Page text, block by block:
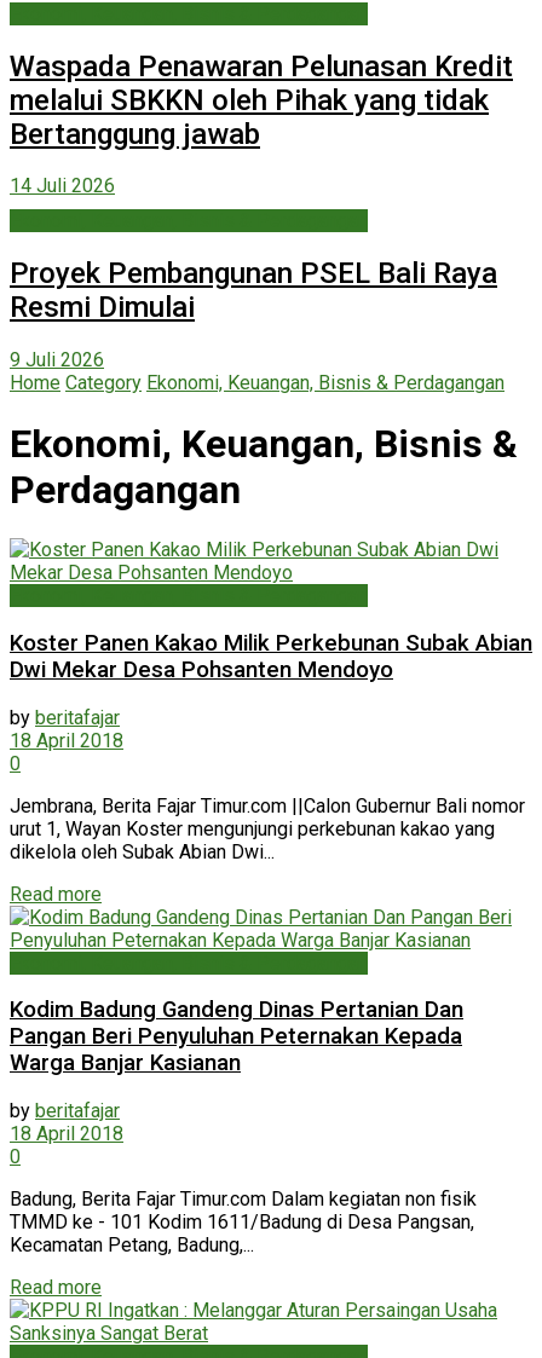
Waspada Penawaran Pelunasan Kredit
melalui SBKKN oleh Pihak yang tidak
Bertanggung jawab
14 Juli 2026
Proyek Pembangunan PSEL Bali Raya
Resmi Dimulai
9 Juli 2026
Home Category Ekonomi, Keuangan, Bisnis & Perdagangan
Ekonomi, Keuangan, Bisnis &
Perdagangan
Koster Panen Kakao Milik Perkebunan Subak Abian
Dwi Mekar Desa Pohsanten Mendoyo
by beritafajar
18 April 2018
0
Jembrana, Berita Fajar Timur.com ||Calon Gubernur Bali nomor
urut 1, Wayan Koster mengunjungi perkebunan kakao yang
dikelola oleh Subak Abian Dwi...
Read more
Kodim Badung Gandeng Dinas Pertanian Dan
Pangan Beri Penyuluhan Peternakan Kepada
Warga Banjar Kasianan
by beritafajar
18 April 2018
0
Badung, Berita Fajar Timur.com Dalam kegiatan non fisik
TMMD ke - 101 Kodim 1611/Badung di Desa Pangsan,
Kecamatan Petang, Badung,...
Read more